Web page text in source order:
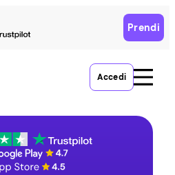
Prendi
Accedi